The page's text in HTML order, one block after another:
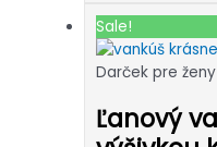
15.50 €.
Sale!
Darček pre ženy
Ľanový